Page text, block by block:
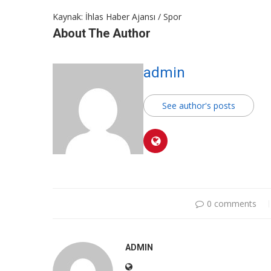
Kaynak: İhlas Haber Ajansı / Spor
About The Author
admin
See author's posts
0 comments
ADMIN